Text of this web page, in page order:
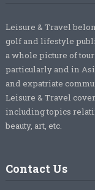
Leisure & Travel
golf and lifestyle
a whole picture of
particularly and in
and expatriate
Leisure & Travel
including topics
beauty, art, etc.
Contact Us